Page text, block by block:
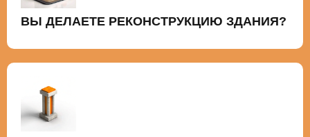
ВЫ ДЕЛАЕТЕ РЕКОНСТРУКЦИЮ ЗДАНИЯ?